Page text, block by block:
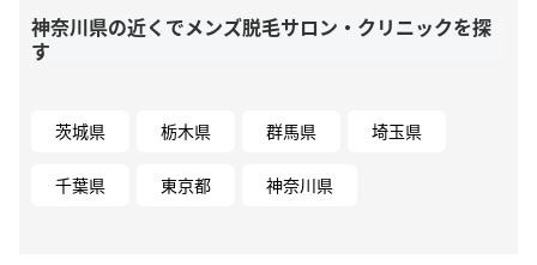
神奈川県の近くでメンズ脱毛サロン・クリニックを探
す
茨城県 栃木県 群馬県 埼玉県
千葉県 東京都 神奈川県